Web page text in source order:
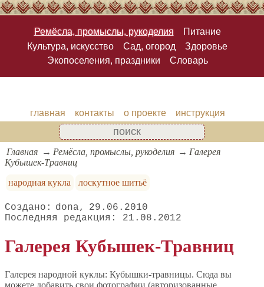
Ремёсла, промыслы, рукоделия
Питание
Культура, искусство
Сад, огород
Здоровье
Экопоселения, праздники
Словарь
главная контакты о проекте инструкция
Главная Ремёсла, промыслы, рукоделия
Галерея
Кубышек-Травниц
народная кукла
лоскутное шитьё
dona
29.06.2010
21.08.2012
Галерея Кубышек-Травниц
Галерея народной куклы: Кубышки-травницы. Сюда вы
можете добавить свои фотографии (авторизованные